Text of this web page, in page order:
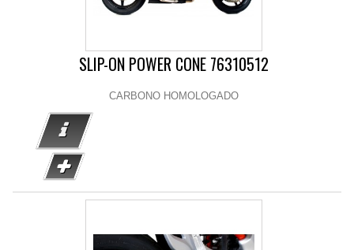
SLIP-ON POWER CONE 76310512
CARBONO HOMOLOGADO